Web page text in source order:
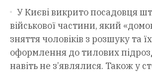
У Києві викрито посадовця
військової частини, який
зняття чоловіків з розшуку та
оформлення до тилових
навіть не з’являлися. Також у